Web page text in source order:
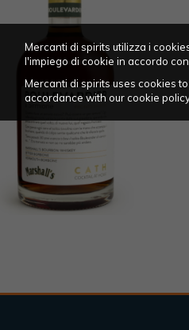
Mercanti di spirits utilizza i
l'impiego di cookie in accordo
Mercanti di spirits uses cookies
accordance with our cookie